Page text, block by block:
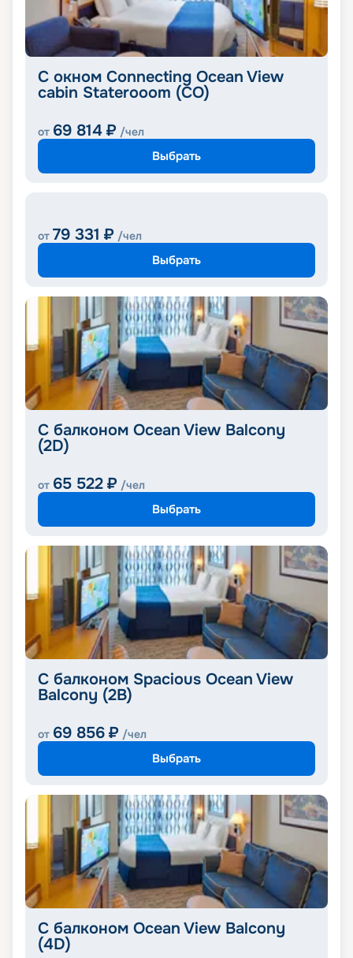
C окном Connecting Ocean View
cabin Staterooom (CO)
от 69 814 ₽ /чел
Выбрать
от 79 331 ₽ /чел
Выбрать
С балконом Ocean View Balcony
(2D)
от 65 522 ₽ /чел
Выбрать
С балконом Spacious Ocean View
Balcony (2B)
от 69 856 ₽ /чел
Выбрать
С балконом Ocean View Balcony
(4D)